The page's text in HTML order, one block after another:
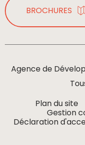
BROCHURES
Agence de
Plan du site
Gestion
Déclaration